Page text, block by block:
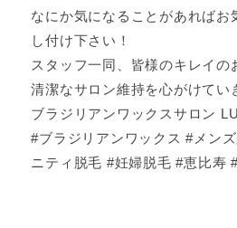
なにか気になることがあればお
し付け下さい！
スタッフ一同、皆様のキレイの
清潔なサロン維持を心がけて
ブラジリアンワックスサロン
#ブラジリアンワックス #メン
ニティ脱毛 #妊婦脱毛 #恵比寿